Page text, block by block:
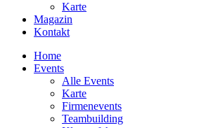
Karte
Magazin
Kontakt
Home
Events
Alle Events
Karte
Firmenevents
Teambuilding